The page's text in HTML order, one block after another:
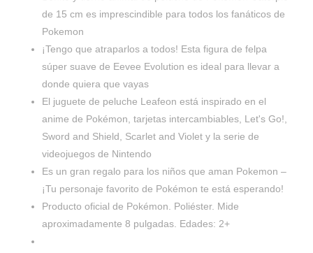
de 15 cm es imprescindible para todos los fanáticos de
Pokemon
¡Tengo que atraparlos a todos! Esta figura de felpa
súper suave de Eevee Evolution es ideal para llevar a
donde quiera que vayas
El juguete de peluche Leafeon está inspirado en el
anime de Pokémon, tarjetas intercambiables, Let's Go!,
Sword and Shield, Scarlet and Violet y la serie de
videojuegos de Nintendo
Es un gran regalo para los niños que aman Pokemon –
¡Tu personaje favorito de Pokémon te está esperando!
Producto oficial de Pokémon. Poliéster. Mide
aproximadamente 8 pulgadas. Edades: 2+